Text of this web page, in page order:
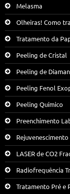
Melasma
Olheiras! Como
Tratamento da
Peeling de Cristal
Peeling de
Peeling Fenol
Peeling Químico
Preenchimento
Rejuvenescimento
LASER de CO2
Radiofrequência
Tratamento Pré e